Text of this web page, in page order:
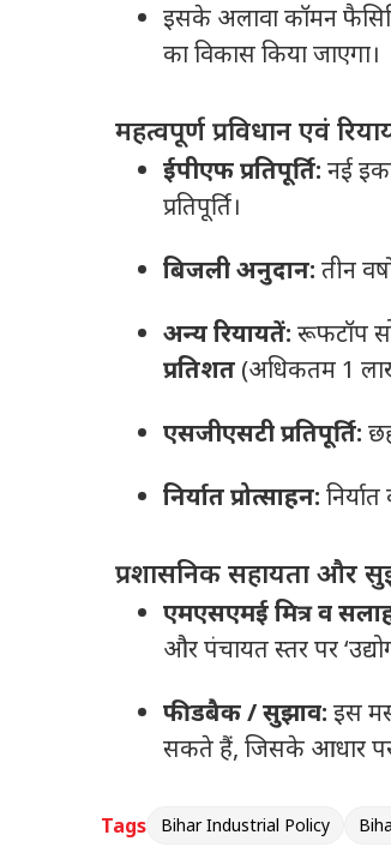
इसके अलावा कॉमन
का विकास किया जाएगा।
महत्वपूर्ण प्रविधान एवं
ईपीएफ प्रतिपूर्ति: नई
प्रतिपूर्ति।
बिजली अनुदान: तीन
अन्य रियायतें: रूफटॉप
प्रतिशत (अधिकतम 1
एसजीएसटी प्रतिपूर्ति:
निर्यात प्रोत्साहन:
प्रशासनिक सहायता और
एमएसएमई मित्र व
और पंचायत स्तर पर
फीडबैक / सुझाव: इस
सकते हैं, जिसके आधार पर
Tags Bihar Industrial Policy